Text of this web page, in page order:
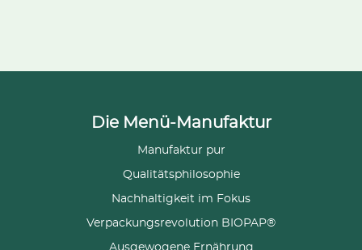
Die Menü-Manufaktur
Manufaktur pur
Qualitätsphilosophie
Nachhaltigkeit im Fokus
Verpackungsrevolution BIOPAP®
Ausgewogene Ernährung